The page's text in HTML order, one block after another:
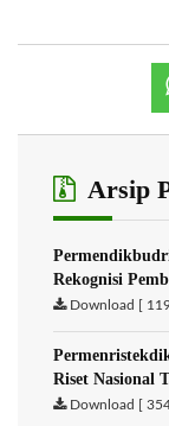
Arsip
Rekognisi
Download [
Riset Nasional
Download [